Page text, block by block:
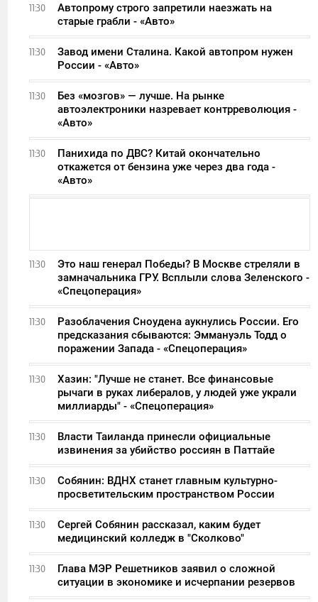
11:30
Автопрому строго запретили наезжать на
старые грабли - «Авто»
11:30
Завод имени Сталина. Какой автопром нужен
России - «Авто»
11:30
Без «мозгов» — лучше. На рынке
автоэлектроники назревает контрреволюция -
«Авто»
11:30
Панихида по ДВС? Китай окончательно
откажется от бензина уже через два года -
«Авто»
11:30
Это наш генерал Победы? В Москве стреляли в
замначальника ГРУ. Всплыли слова Зеленского -
«Спецоперация»
11:30
Разоблачения Сноудена аукнулись России. Его
предсказания сбываются: Эммануэль Тодд о
поражении Запада - «Спецоперация»
11:30
Хазин: "Лучше не станет. Все финансовые
рычаги в руках либералов, у людей уже украли
миллиарды" - «Спецоперация»
11:30
Власти Таиланда принесли официальные
извинения за убийство россиян в Паттайе
11:30
Собянин: ВДНХ станет главным культурно-
просветительским пространством России
11:30
Сергей Собянин рассказал, каким будет
медицинский колледж в "Сколково"
11:30
Глава МЭР Решетников заявил о сложной
ситуации в экономике и исчерпании резервов